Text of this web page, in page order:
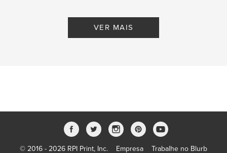
VER MAIS
© 2016 - 2026 RPI Print, Inc. Empresa Trabalhe no Blurb